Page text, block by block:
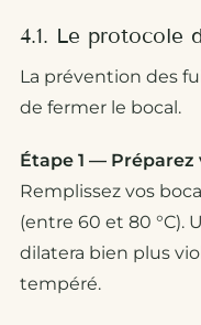
4.1. Le protocole
La prévention des
de fermer le bocal.
Étape 1 — Préparez
Remplissez vos
(entre 60 et 80 °C).
dilatera bien plus
tempéré.